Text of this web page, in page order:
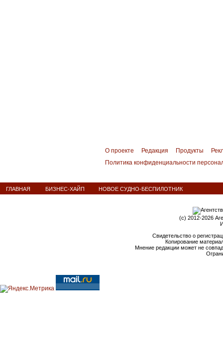
О проекте Редакция Продукты
Политика конфиденциальности
ГЛАВНАЯ БИЗНЕС-ХАЙП НОВОЕ СУДНО-БЕСПИЛОТНИК
(c) 2012-2026
Свидетельство о
Копирование
Мнение редакции может не